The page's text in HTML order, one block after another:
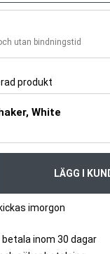
utan bindningstid
produkt
White
LÄGG I
imorgon
betala inom 30 dagar